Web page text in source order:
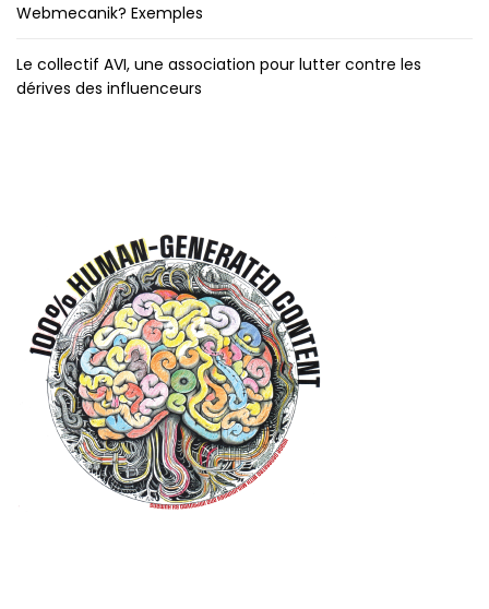
Webmecanik? Exemples
Le collectif AVI, une association pour lutter contre les
dérives des influenceurs